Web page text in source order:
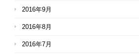
2016年9月
2016年8月
2016年7月